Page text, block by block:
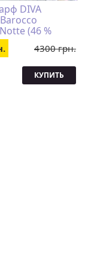
DIVA
(46 %
хлопка,
см)
4300 грн.
КУПИТЬ